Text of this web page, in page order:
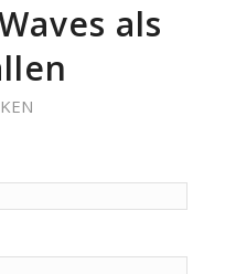
als